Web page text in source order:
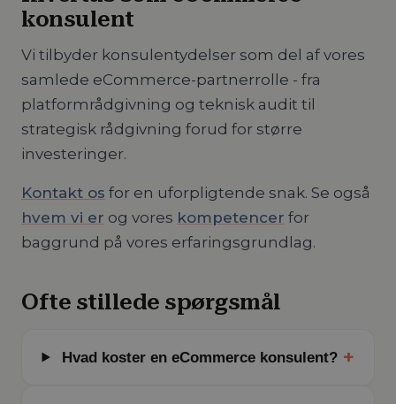
konsulent
Vi tilbyder konsulentydelser som del af vores
samlede eCommerce-partnerrolle - fra
platformrådgivning og teknisk audit til
strategisk rådgivning forud for større
investeringer.
Kontakt os for en uforpligtende snak. Se også
hvem vi er og vores kompetencer for
baggrund på vores erfaringsgrundlag.
Ofte stillede spørgsmål
Hvad koster en eCommerce konsulent? +